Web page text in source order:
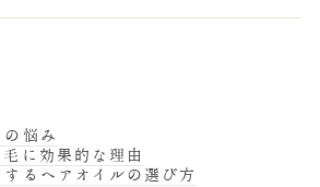
の悩み
に効果的な理由
るヘアオイルの選び方